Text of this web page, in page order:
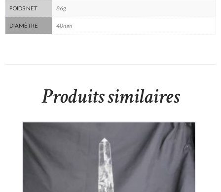
POIDS NET 86g
DIAMÈTRE 40mm
Produits similaires